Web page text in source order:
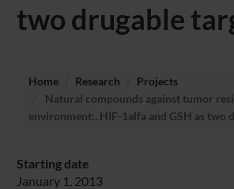
two drugable
Home Research
Projects
Natural compounds against tumor
environment:. HIF-1alfa and GSH as two
Starting date
January 1, 2013